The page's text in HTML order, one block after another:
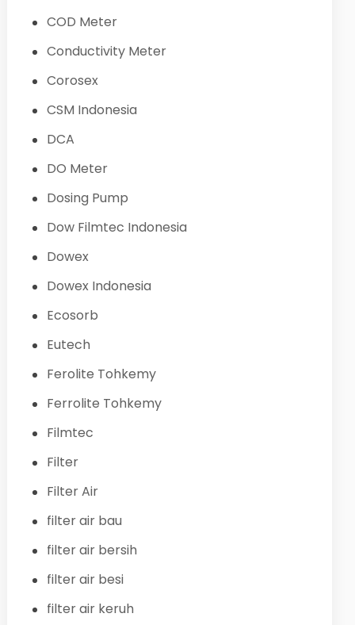
COD Meter
Conductivity Meter
Corosex
CSM Indonesia
DCA
DO Meter
Dosing Pump
Dow Filmtec Indonesia
Dowex
Dowex Indonesia
Ecosorb
Eutech
Ferolite Tohkemy
Ferrolite Tohkemy
Filmtec
Filter
Filter Air
filter air bau
filter air bersih
filter air besi
filter air keruh